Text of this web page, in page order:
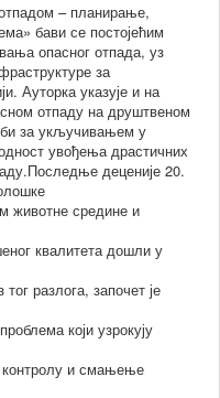
– планирање,
бави се постојећим
опасног отпада, уз
за
Ауторка указује и на
отпаду на друштвеном
за укључивањем у
увођења драстичних
деценије 20.
животне средине и
квалитета дошли у
тог разлога, започет је
који узрокују
и смањење